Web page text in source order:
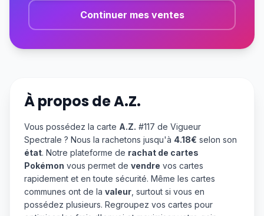
Continuer mes ventes
À propos deA.Z.
Vous possédez la carte A.Z. #117 de Vigueur
Spectrale ? Nous la rachetons jusqu'à 4.18€ selon son
état. Notre plateforme de rachat de cartes
Pokémon vous permet de vendre vos cartes
rapidement et en toute sécurité. Même les cartes
communes ont de la valeur , surtout si vous en
possédez plusieurs. Regroupez vos cartes pour